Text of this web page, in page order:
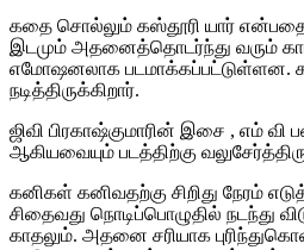
கதை சொல்லும் கஸ்தூரி யார்
இடமும் அதனைத்தொடர்ந்து வரும்
எமோஷனலாக படமாக்கப்பட்டுள்ளன.
நடித்திருக்கிறார்.
ஜிவி பிரகாஷ்குமாரின் இசை , எம் வி
ஆகியவையும் படத்திற்கு
கனிகள் கனிவதற்கு சிறிது நேரம்
சிதைவது நொடிப்பொழுதில் நடந்து
காதலும். அதனை சரியாக புரிந்துகொ